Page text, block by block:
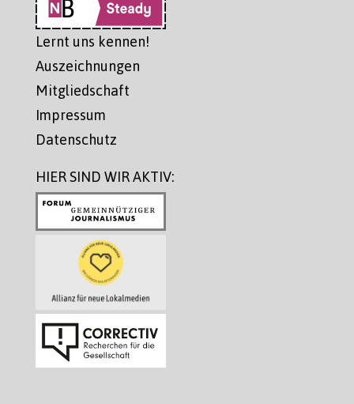
Lernt uns kennen!
Auszeichnungen
Mitgliedschaft
Impressum
Datenschutz
HIER SIND WIR AKTIV: